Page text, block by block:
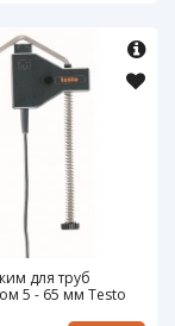
для труб
5 - 65 мм Testo